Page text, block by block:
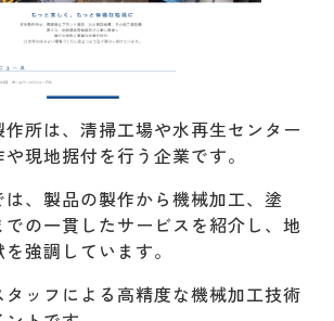
所は、清掃工場や水再生センター
現地据付を行う企業です。
、製品の製作から機械加工、塗
の一貫したサービスを紹介し、地
強調しています。
タッフによる高精度な機械加工技術